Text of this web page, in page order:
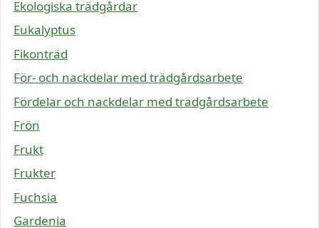
Ekologiska trädgårdar
Eukalyptus
Fikonträd
För- och nackdelar med trädgårdsarbete
Fördelar och nackdelar med trädgårdsarbete
Frön
Frukt
Frukter
Fuchsia
Gardenia